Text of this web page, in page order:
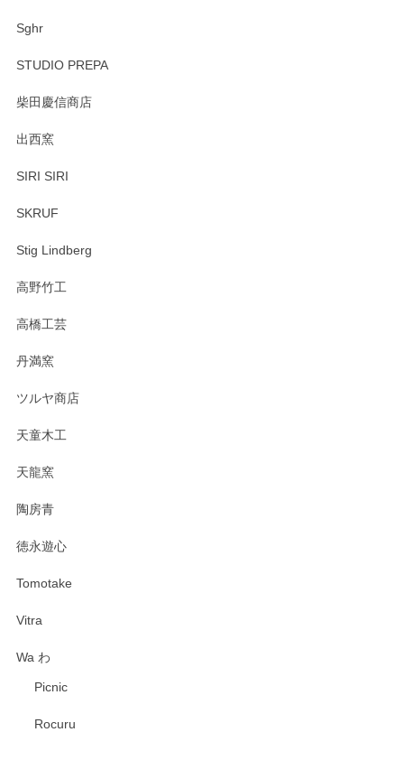
Sghr
STUDIO PREPA
柴田慶信商店
出西窯
SIRI SIRI
SKRUF
Stig Lindberg
高野竹工
高橋工芸
丹満窯
ツルヤ商店
天童木工
天龍窯
陶房青
徳永遊心
Tomotake
Vitra
Wa わ
Picnic
Rocuru